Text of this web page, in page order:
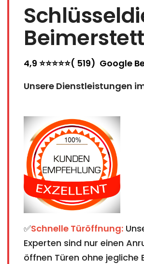
4,9 ⭐⭐⭐⭐⭐( 519) Google
Unsere Dienstleistungen
✅Schnelle Türöffnung:
Experten sind nur einen
öffnen Türen ohne jegliche